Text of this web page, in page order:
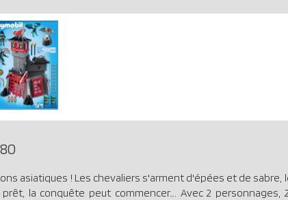
asiatiques ! Les chevaliers s'arment d'épées et de
la conquête peut commencer…. Avec 2 personnages,